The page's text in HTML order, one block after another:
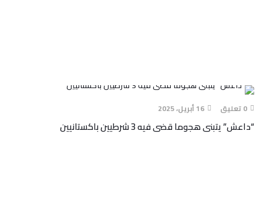
0 تعليق 16 أبريل، 2025
“داعش” يتبنى هجوما قضى فيه 3 شرطيين باكستانيين